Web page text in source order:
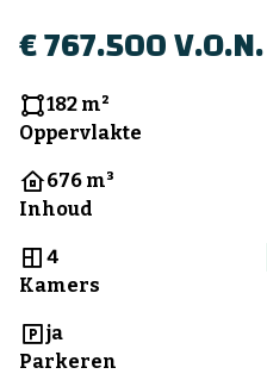
€ 767.500 V.O.N.
182 m²
Oppervlakte
676 m³
Inhoud
4
Kamers
ja
Parkeren